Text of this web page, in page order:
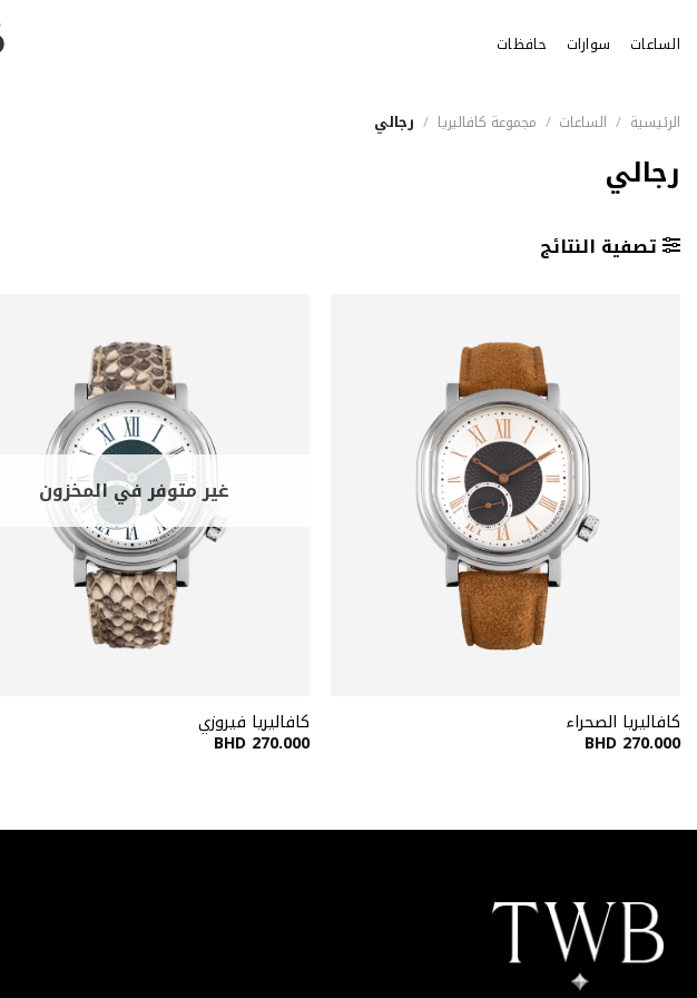
للمحتوى
الساعات سوارات حافظات
رجالي
الرئيسية / الساعات / مجموعة كافاليريا / رجالي
تصفية النتائج
كافاليريا الصحراء
BHD 270.000
غير متوفر في المخزون
كافاليريا فيروزي
BHD270.000